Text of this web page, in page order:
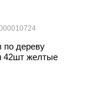
дереву
42шт желтые